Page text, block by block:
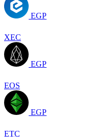
EGP
XEC
EGP
EOS
EGP
ETC